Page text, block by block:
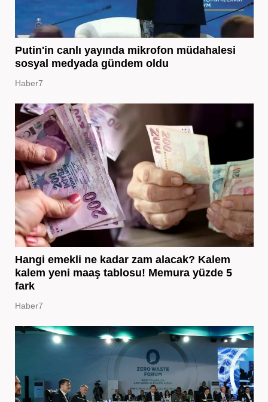
Putin'in canlı yayında mikrofon müdahalesi
sosyal medyada gündem oldu
Haber7
Hangi emekli ne kadar zam alacak? Kalem
kalem yeni maaş tablosu! Memura yüzde 5
fark
Haber7